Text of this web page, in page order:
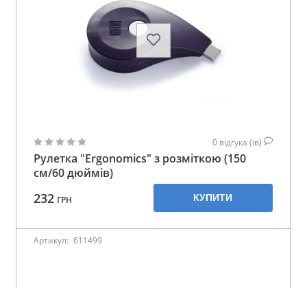
0 відгука (ів)
Рулетка "Ergonomics" з розміткою (150
см/60 дюймів)
232 ГРН КУПИТИ
Артикул: 611499